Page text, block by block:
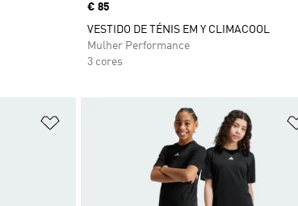
Price
€ 85
VESTIDO DE TÉNIS EM Y CLIMACOOL
Mulher Performance
3 cores
Adicionar à Lista de Desejos